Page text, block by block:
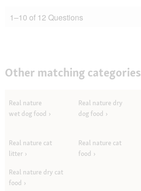
1–10 of 12 Questions
Other matching categories
Real nature
wet dog food
Real nature dry
dog food
Real nature cat
litter
Real nature cat
food
Real nature dry cat
food